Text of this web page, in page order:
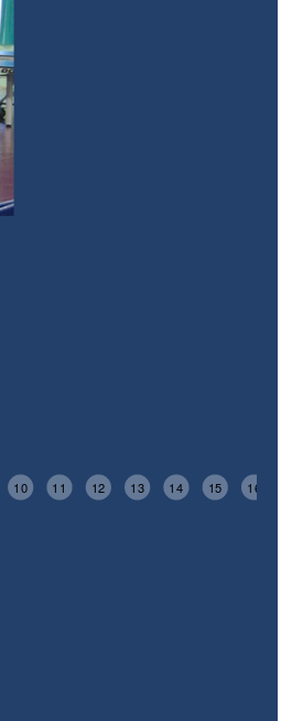
10 11 12 13 14 15 16